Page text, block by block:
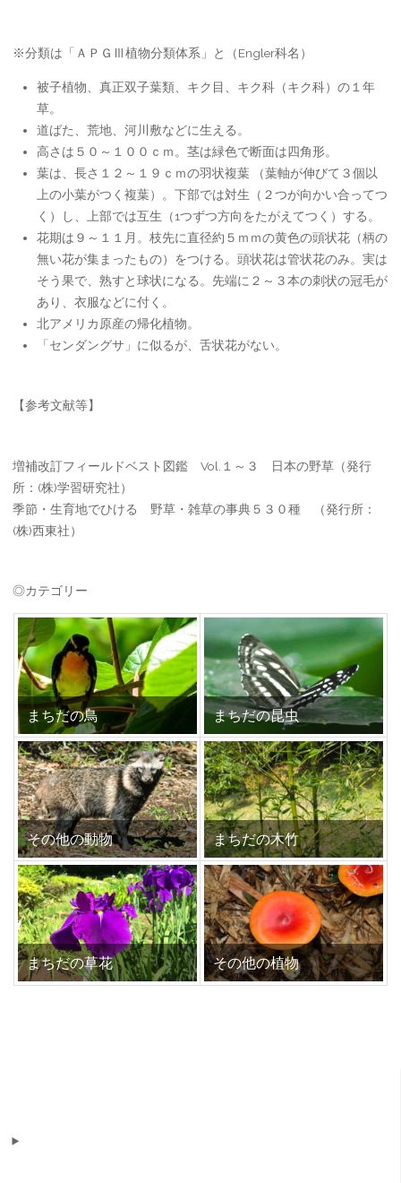
※分類は「ＡＰＧⅢ植物分類体系」と（Engler科名）
被子植物、真正双子葉類、キク目、キク科（キク科）の１年
草。
道ばた、荒地、河川敷などに生える。
高さは５０～１００ｃｍ。茎は緑色で断面は四角形。
葉は、長さ１２～１９ｃｍの羽状複葉 （葉軸が伸びて３個以
上の小葉がつく複葉）。下部では対生（２つが向かい合ってつ
く）し、上部では互生（1つずつ方向をたがえてつく）する。
花期は９～１１月。枝先に直径約５ｍｍの黄色の頭状花（柄の
無い花が集まったもの）をつける。頭状花は管状花のみ。実は
そう果で、熟すと球状になる。先端に２～３本の刺状の冠毛が
あり、衣服などに付く。
北アメリカ原産の帰化植物。
「センダングサ」に似るが、舌状花がない。
【参考文献等】
増補改訂フィールドベスト図鑑 Vol.１～３ 日本の野草（発行
所：(株)学習研究社）
季節・生育地でひける 野草・雑草の事典５３０種 （発行所：
(株)西東社）
◎カテゴリー
まちだの鳥 まちだの昆虫
その他の動物 まちだの木竹
まちだの草花 その他の植物